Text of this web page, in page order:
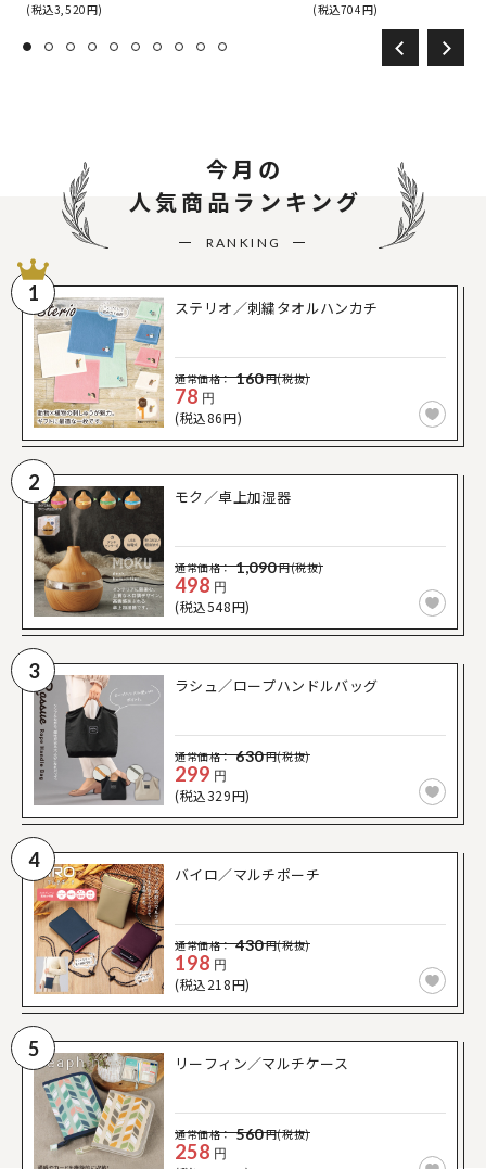
(税込3,520円)
(税込704円)
今月の
人気商品ランキング
RANKING
1
ステリオ／刺繍タオルハンカチ
通常価格： 160円(税抜)
78 円
(税込86円)
2
モク／卓上加湿器
通常価格： 1,090円(税抜)
498 円
(税込548円)
3
ラシュ／ロープハンドルバッグ
通常価格： 630円(税抜)
299 円
(税込329円)
4
バイロ／マルチポーチ
通常価格： 430円(税抜)
198 円
(税込218円)
5
リーフィン／マルチケース
通常価格： 560円(税抜)
258 円